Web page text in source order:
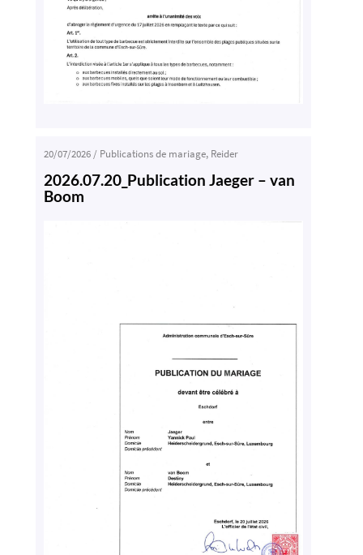
20/07/2026/ Publications de mariage, Reider
2026.07.20_Publication Jaeger – van
Boom